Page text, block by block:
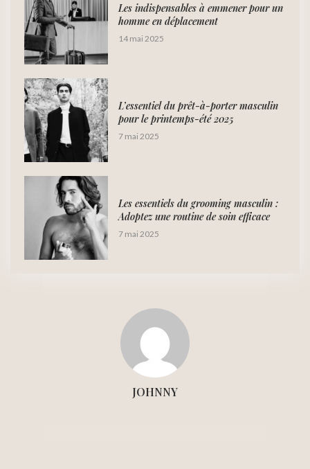
Les indispensables à emmener pour un
homme en déplacement
14 mai 2025
L’essentiel du prêt-à-porter masculin
pour le printemps-été 2025
7 mai 2025
Les essentiels du grooming masculin :
Adoptez une routine de soin efficace
7 mai 2025
JOHNNY